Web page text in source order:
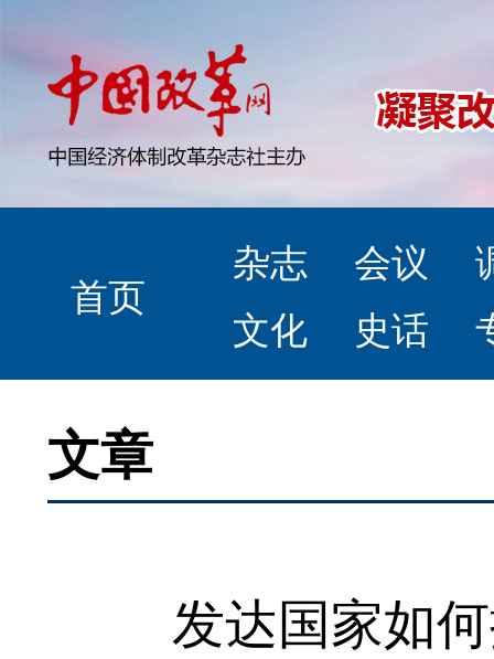
首页
杂志 会议
文化
史话
文章
发达国家如